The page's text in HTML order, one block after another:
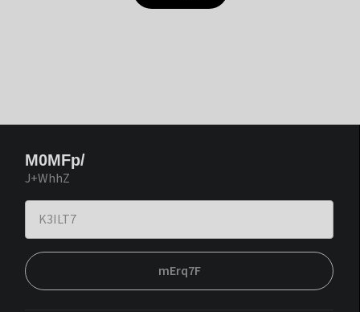
M0MFp/
J+WhhZ
mErq7F